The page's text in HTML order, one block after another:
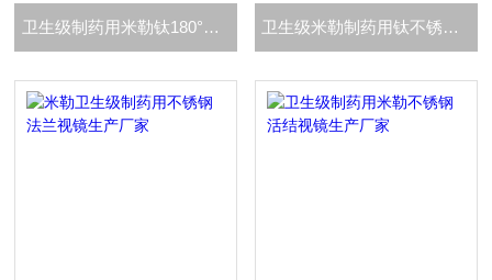
卫生级制药用米勒钛180°快装弯头生产厂家 卫生级米勒制药用钛不锈钢视镜生产厂家